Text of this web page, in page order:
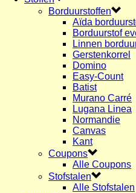
Borduurstoffen
Aïda
Borduurstof
Linnen
Gerstenkorrel
Domino
Easy-Count
Batist
Murano Carré
Lugana Linea
Normandie
Canvas
Kant
Coupons
Alle Coupons
Stofstalen
Alle Stofstalen